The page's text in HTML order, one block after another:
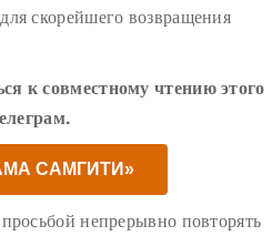
скорейшего возвращения
к совместному чтению этого
САМГИТИ»
непрерывно повторять